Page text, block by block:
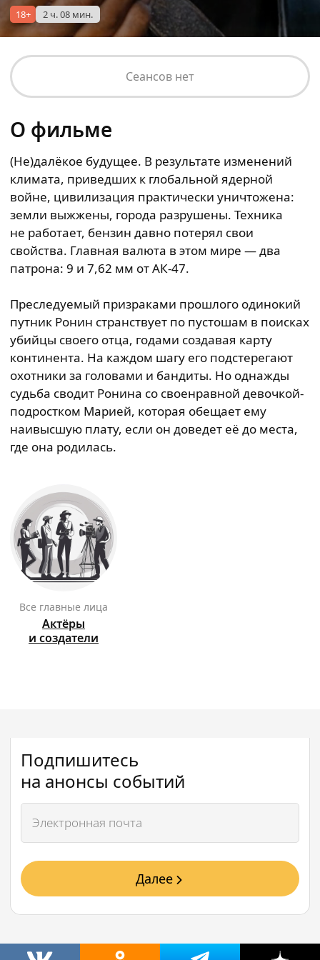
18+ 2 ч. 08 мин.
Сеансов нет
О фильме
(Не)далёкое будущее. В результате изменений
климата, приведших к глобальной ядерной
войне, цивилизация практически уничтожена:
земли выжжены, города разрушены. Техника
не работает, бензин давно потерял свои
свойства. Главная валюта в этом мире — два
патрона: 9 и 7,62 мм от АК-47.
Преследуемый призраками прошлого одинокий
путник Ронин странствует по пустошам в поисках
убийцы своего отца, годами создавая карту
континента. На каждом шагу его подстерегают
охотники за головами и бандиты. Но однажды
судьба сводит Ронина со своенравной девочкой-
подростком Марией, которая обещает ему
наивысшую плату, если он доведет её до места,
где она родилась.
Все главные лица
Актёры
и создатели
Подпишитесь
на анонсы событий
Далее